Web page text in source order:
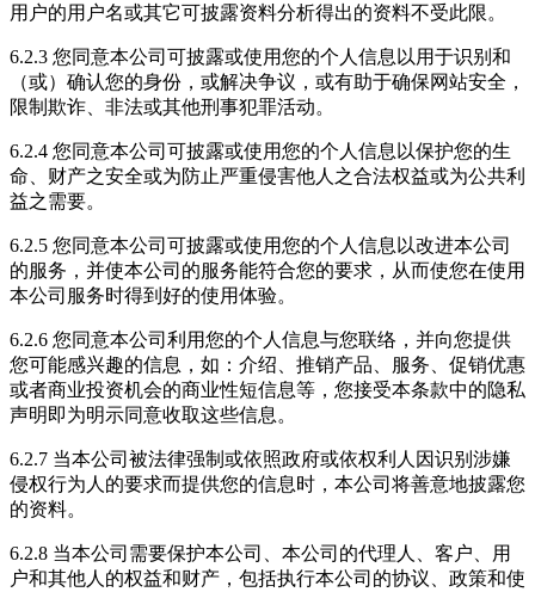
用户的用户名或其它可披露资料分析得出的资料不受此限。
6.2.3 您同意本公司可披露或使用您的个人信息以用于识别和
（或）确认您的身份，或解决争议，或有助于确保网站安全，
限制欺诈、非法或其他刑事犯罪活动。
6.2.4 您同意本公司可披露或使用您的个人信息以保护您的生
命、财产之安全或为防止严重侵害他人之合法权益或为公共利
益之需要。
6.2.5 您同意本公司可披露或使用您的个人信息以改进本公司
的服务，并使本公司的服务能符合您的要求，从而使您在使用
本公司服务时得到好的使用体验。
6.2.6 您同意本公司利用您的个人信息与您联络，并向您提供
您可能感兴趣的信息，如：介绍、推销产品、服务、促销优惠
或者商业投资机会的商业性短信息等，您接受本条款中的隐私
声明即为明示同意收取这些信息。
6.2.7 当本公司被法律强制或依照政府或依权利人因识别涉嫌
侵权行为人的要求而提供您的信息时，本公司将善意地披露您
的资料。
6.2.8 当本公司需要保护本公司、本公司的代理人、客户、用
户和其他人的权益和财产，包括执行本公司的协议、政策和使